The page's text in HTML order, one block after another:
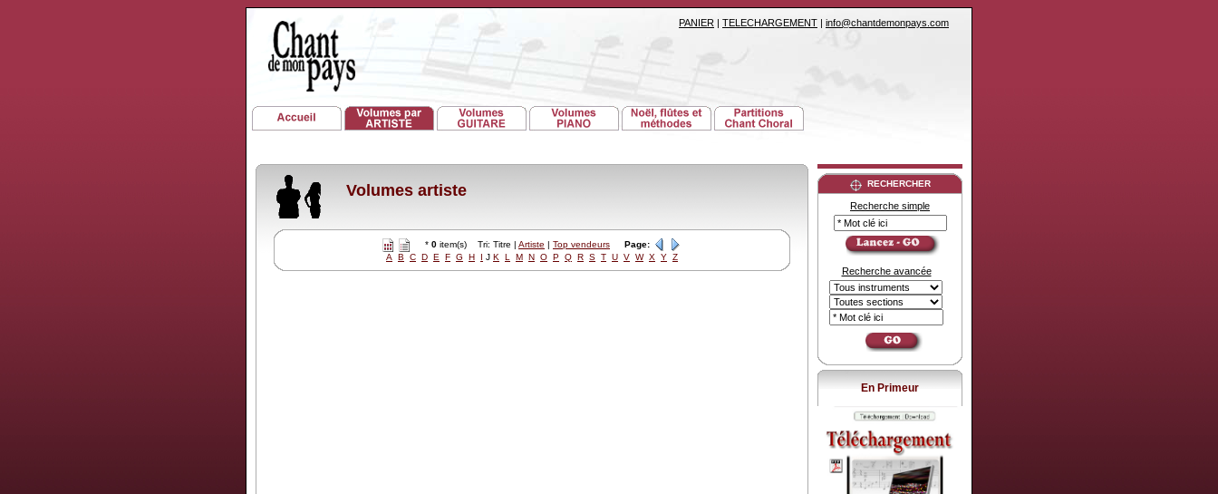
PANIER | TELECHARGEMENT | info@chantdemonpays.com
Volumes artiste
* 0 item(s) Tri: Titre | Artiste | Top vendeurs
Page:
A
B C D E F G H I J K L M N O P Q R S T U V W X Y Z
RECHERCHER
Recherche simple
Recherche avancée
En Primeur